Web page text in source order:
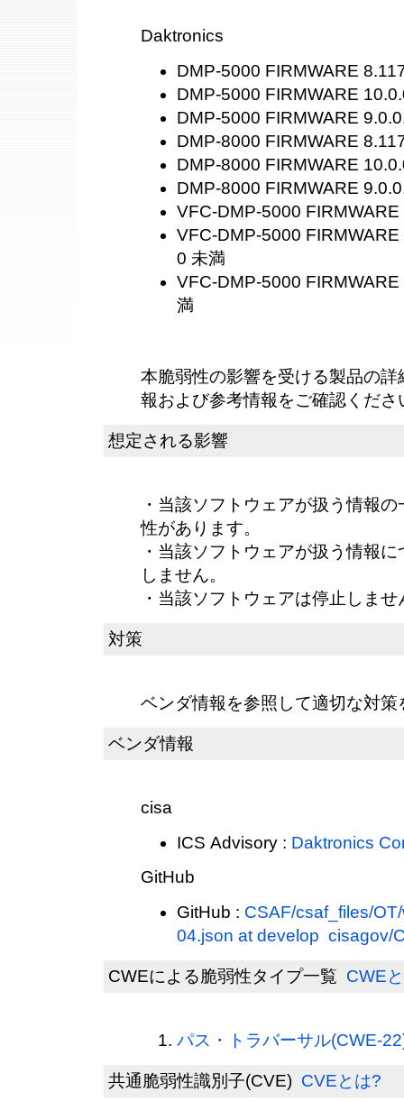
Daktronics
DMP-5000 FIRMWARE
DMP-5000 FIRMWARE
DMP-5000 FIRMWARE
DMP-8000 FIRMWARE
DMP-8000 FIRMWARE
DMP-8000 FIRMWARE
VFC-DMP-5000
VFC-DMP-5000
0 未満
VFC-DMP-5000
満
本脆弱性の影響を受ける製品の
報および参考情報をご確認くださ
想定される影響
・当該ソフトウェアが扱う情報
性があります。
・当該ソフトウェアが扱う情報
しません。
・当該ソフトウェアは停止しませ
対策
ベンダ情報を参照して適切な対
ベンダ情報
cisa
ICS Advisory : Daktronics
GitHub
GitHub : CSAF/csaf_files/
04.json at develop cisagov/
CWEによる脆弱性タイプ一覧 CWE
パス・トラバーサル(CWE-
共通脆弱性識別子(CVE) CVEとは?